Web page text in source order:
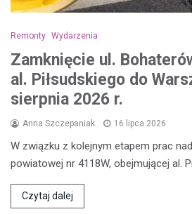
Remonty Wydarzenia
Zamknięcie ul.
al. Piłsudskiego do
sierpnia 2026 r.
Anna Szczepaniak 16 lipca 2026
W związku z kolejnym etapem prac
powiatowej nr 4118W, obejmującej al.
Czytaj dalej